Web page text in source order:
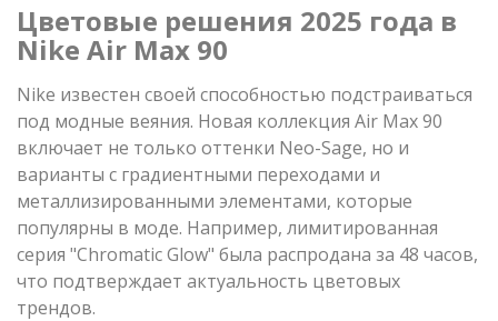
Цветовые решения 2025 года в
Nike Air Max 90
Nike известен своей способностью подстраиваться
под модные веяния. Новая коллекция Air Max 90
включает не только оттенки Neo-Sage, но и
варианты с градиентными переходами и
металлизированными элементами, которые
популярны в моде. Например, лимитированная
серия "Chromatic Glow" была распродана за 48 часов,
что подтверждает актуальность цветовых
трендов.